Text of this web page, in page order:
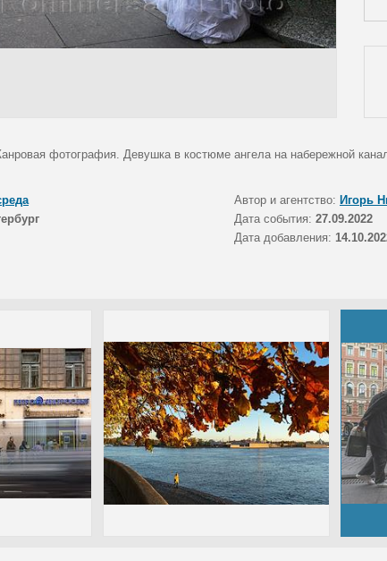
фотография. Девушка в костюме ангела на набережной
Автор и агентство: Игорь
Дата события: 27.09.2022
Дата добавления: